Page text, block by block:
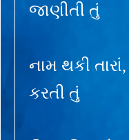
જાણીતી તું
નામ થકી તારાં,
કરતી તું